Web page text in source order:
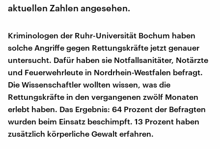
aktuellen Zahlen angesehen.
Kriminologen der Ruhr-Universität Bochum haben
solche Angriffe gegen Rettungskräfte jetzt genauer
untersucht. Dafür haben sie Notfallsanitäter, Notärzte
und Feuerwehrleute in Nordrhein-Westfalen befragt.
Die Wissenschaftler wollten wissen, was die
Rettungskräfte in den vergangenen zwölf Monaten
erlebt haben. Das Ergebnis: 64 Prozent der Befragten
wurden beim Einsatz beschimpft. 13 Prozent haben
zusätzlich körperliche Gewalt erfahren.